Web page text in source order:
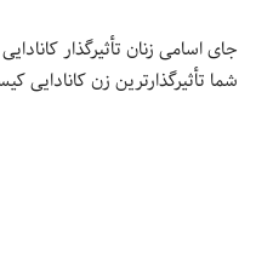
جای اسامی زنان تأثیرگذار
شما تأثیرگذارترین زن کانادایی